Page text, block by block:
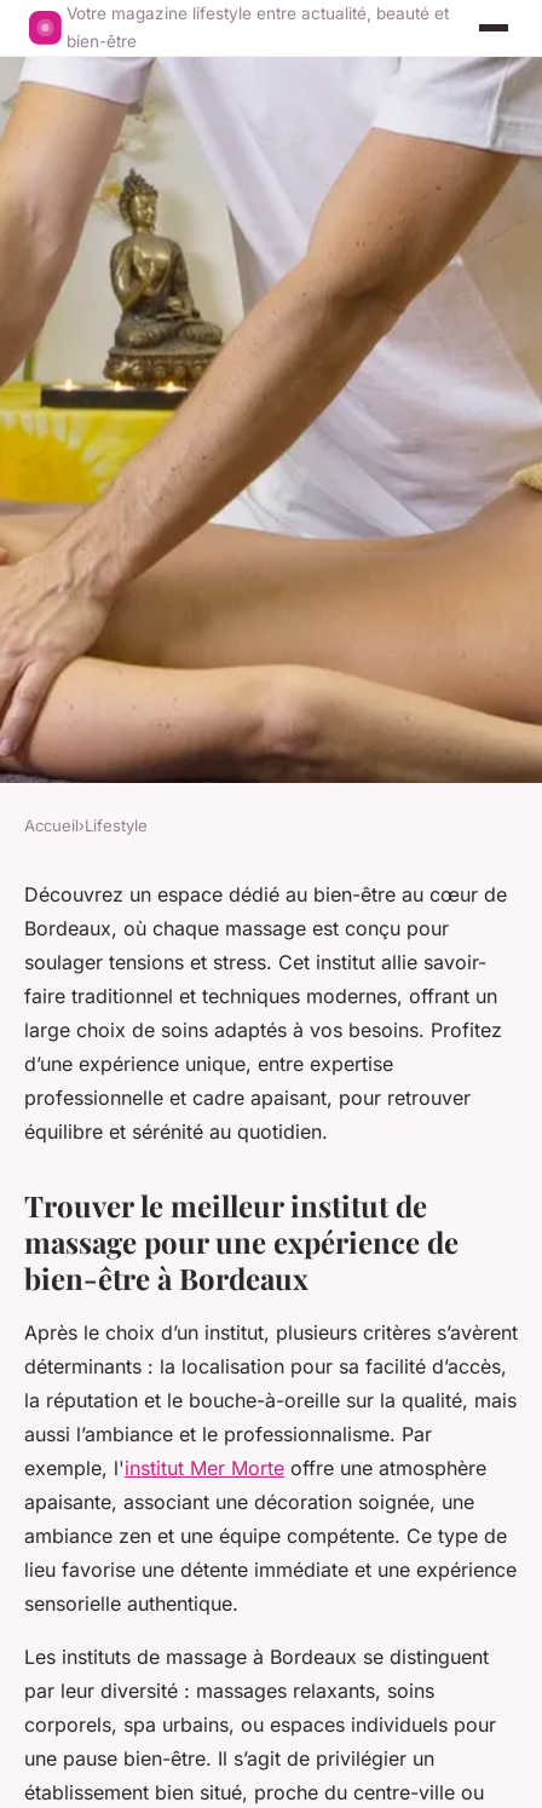
Votre magazine lifestyle entre actualité, beauté et
bien-être
LIFESTYLE
Votre oasis de relaxation :
l'institut de massage à
Bordeaux
Youssef•22 juillet 2025•5 min de lecture
Accueil›Lifestyle
Découvrez un espace dédié au bien-être au cœur de
Bordeaux, où chaque massage est conçu pour
soulager tensions et stress. Cet institut allie savoir-
faire traditionnel et techniques modernes, offrant un
large choix de soins adaptés à vos besoins. Profitez
d’une expérience unique, entre expertise
professionnelle et cadre apaisant, pour retrouver
équilibre et sérénité au quotidien.
Trouver le meilleur institut de
massage pour une expérience de
bien-être à Bordeaux
Après le choix d’un institut, plusieurs critères s’avèrent
déterminants : la localisation pour sa facilité d’accès,
la réputation et le bouche-à-oreille sur la qualité, mais
aussi l’ambiance et le professionnalisme. Par
exemple, l'institut Mer Morte offre une atmosphère
apaisante, associant une décoration soignée, une
ambiance zen et une équipe compétente. Ce type de
lieu favorise une détente immédiate et une expérience
sensorielle authentique.
Les instituts de massage à Bordeaux se distinguent
par leur diversité : massages relaxants, soins
corporels, spa urbains, ou espaces individuels pour
une pause bien-être. Il s’agit de privilégier un
établissement bien situé, proche du centre-ville ou